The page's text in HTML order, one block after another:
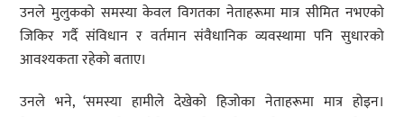
उनले मुलुकको समस्या केवल विगतका नेताहरूमा मात्र सीमित नभएको
जिकिर गर्दै संविधान र वर्तमान संवैधानिक व्यवस्थामा पनि सुधारको
आवश्यकता रहेको बताए।
उनले भने, ‘समस्या हामीले देखेको हिजोका नेताहरूमा मात्र होइन।